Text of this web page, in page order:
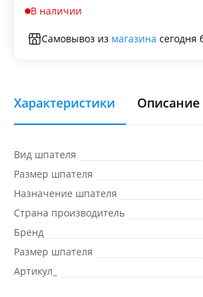
В наличии
Самовывоз из магазина сегодня
Характеристики Описание
Вид шпателя
Размер шпателя
Назначение шпателя
Страна производитель
Бренд
Размер шпателя
Артикул_